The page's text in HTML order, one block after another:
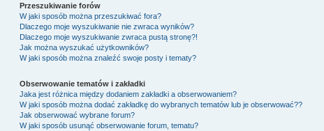
Przeszukiwanie forów
W jaki sposób można przeszukiwać fora?
Dlaczego moje wyszukiwanie nie zwraca wyników?
Dlaczego moje wyszukiwanie zwraca pustą stronę?!
Jak można wyszukać użytkowników?
W jaki sposób można znaleźć swoje posty i tematy?
Obserwowanie tematów i zakładki
Jaka jest różnica między dodaniem zakładki a obserwowaniem?
W jaki sposób można dodać zakładkę do wybranych tematów lub je obserwować??
Jak obserwować wybrane forum?
W jaki sposób usunąć obserwowanie forum, tematu?